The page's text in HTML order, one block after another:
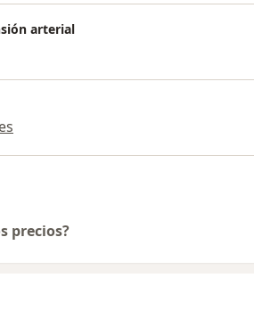
arterial
precios?